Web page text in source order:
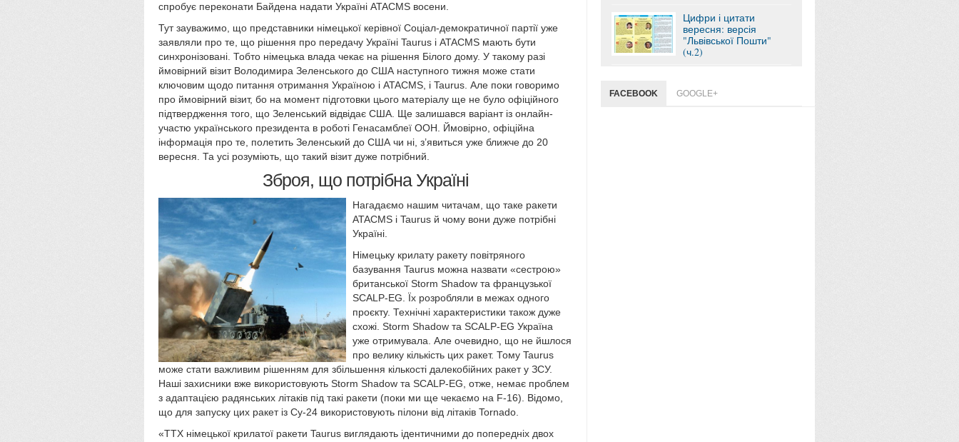
спробує переконати Байдена надати Україні ATACMS восени.
Тут зауважимо, що представники німецької керівної Соціал-демократичної партії уже
заявляли про те, що рішення про передачу Україні Taurus і ATACMS мають бути
синхронізовані. Тобто німецька влада чекає на рішення Білого дому. У такому разі
ймовірний візит Володимира Зеленського до США наступного тижня може стати
ключовим щодо питання отримання Україною і ATACMS, і Taurus. Але поки говоримо
про ймовірний візит, бо на момент підготовки цього матеріалу ще не було офіційного
підтвердження того, що Зеленський відвідає США. Ще залишався варіант із онлайн-
участю українського президента в роботі Генасамблеї ООН. Ймовірно, офіційна
інформація про те, полетить Зеленський до США чи ні, з’явиться уже ближче до 20
вересня. Та усі розуміють, що такий візит дуже потрібний.
Зброя, що потрібна Україні
Нагадаємо нашим читачам, що таке ракети
ATACMS і Taurus й чому вони дуже потрібні
Україні.
Німецьку крилату ракету повітряного
базування Taurus можна назвати «сестрою»
британської Storm Shadow та французької
SCALP-EG. Їх розробляли в межах одного
проєкту. Технічні характеристики також дуже
схожі. Storm Shadow та SCALP-EG Україна
уже отримувала. Але очевидно, що не йшлося
про велику кількість цих ракет. Тому Taurus
може стати важливим рішенням для збільшення кількості далекобійних ракет у ЗСУ.
Наші захисники вже використовують Storm Shadow та SCALP-EG, отже, немає проблем
з адаптацією радянських літаків під такі ракети (поки ми ще чекаємо на F-16). Відомо,
що для запуску цих ракет із Су-24 використовують пілони від літаків Tornado.
«ТТХ німецької крилатої ракети Taurus виглядають ідентичними до попередніх двох
Цифри і цитати
вересня: версія
"Львівської Пошти"
(ч.2)
FACEBOOK GOOGLE+